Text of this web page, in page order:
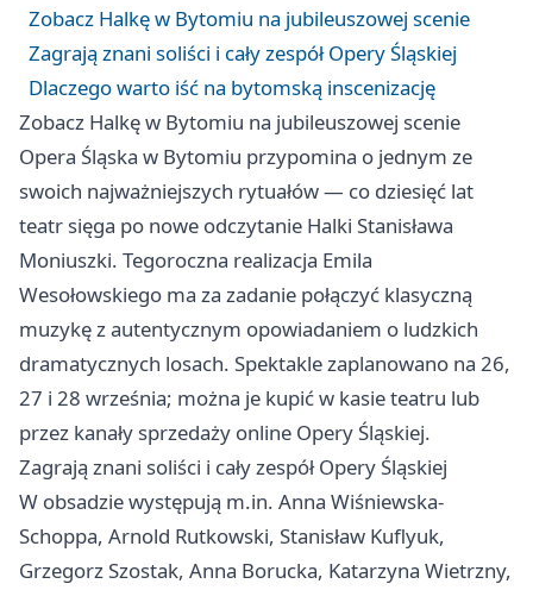
Zobacz Halkę w Bytomiu na jubileuszowej scenie
Zagrają znani soliści i cały zespół Opery Śląskiej
Dlaczego warto iść na bytomską inscenizację
Zobacz Halkę w Bytomiu na jubileuszowej scenie
Opera Śląska w Bytomiu przypomina o jednym ze
swoich najważniejszych rytuałów — co dziesięć lat
teatr sięga po nowe odczytanie Halki Stanisława
Moniuszki. Tegoroczna realizacja Emila
Wesołowskiego ma za zadanie połączyć klasyczną
muzykę z autentycznym opowiadaniem o ludzkich
dramatycznych losach. Spektakle zaplanowano na 26,
27 i 28 września; można je kupić w kasie teatru lub
przez kanały sprzedaży online Opery Śląskiej.
Zagrają znani soliści i cały zespół Opery Śląskiej
W obsadzie występują m.in. Anna Wiśniewska-
Schoppa, Arnold Rutkowski, Stanisław Kuflyuk,
Grzegorz Szostak, Anna Borucka, Katarzyna Wietrzny,